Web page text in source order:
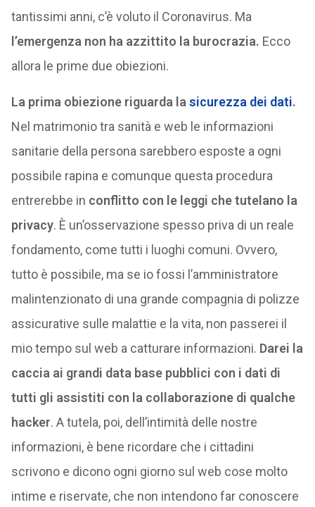
tantissimi anni, c’è voluto il Coronavirus. Ma
l’emergenza non ha azzittito la burocrazia. Ecco
allora le prime due obiezioni.
La prima obiezione riguarda la sicurezza dei dati.
Nel matrimonio tra sanità e web le informazioni
sanitarie della persona sarebbero esposte a ogni
possibile rapina e comunque questa procedura
entrerebbe in conflitto con le leggi che tutelano la
privacy. È un’osservazione spesso priva di un reale
fondamento, come tutti i luoghi comuni. Ovvero,
tutto è possibile, ma se io fossi l’amministratore
malintenzionato di una grande compagnia di polizze
assicurative sulle malattie e la vita, non passerei il
mio tempo sul web a catturare informazioni. Darei la
caccia ai grandi data base pubblici con i dati di
tutti gli assistiti con la collaborazione di qualche
hacker. A tutela, poi, dell’intimità delle nostre
informazioni, è bene ricordare che i cittadini
scrivono e dicono ogni giorno sul web cose molto
intime e riservate, che non intendono far conoscere